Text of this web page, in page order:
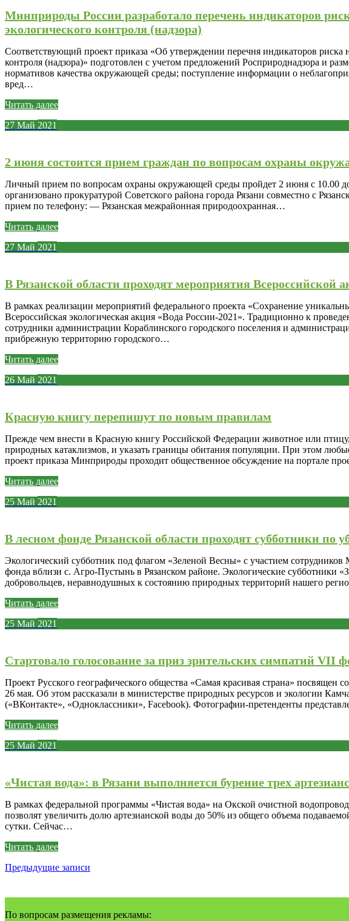
Минприроды России разработало перечень индикаторов
экологического контроля (надзора)
Соответствующий проект приказа «Об утверждении перечня индикаторов риска
контроля (надзора)» подготовлен с учетом предложений Росприроднадзора и
нормативов качества окружающей среды; поступление информации о
вред…
Читать далее
27 Май 2021
2 июня состоится прием граждан по вопросам охраны
Личный прием по вопросам охраны окружающей среды пройдет 2 июня с 10.00
организовано прокуратурой Советского района города Рязани совместно с
прием по телефону: — Рязанская межрайонная природоохранная…
Читать далее
27 Май 2021
В Рязанской области проходят мероприятия Всероссийской
В рамках реализации мероприятий федерального проекта «Сохранение
Всероссийская экологическая акция «Вода России-2021». Традиционно к
сотрудники администрации Кораблинского городского поселения и
прибрежную территорию городского…
Читать далее
26 Май 2021
Красную книгу перепишут по новым правилам
Прежде чем внести в Красную книгу Российской Федерации животное или птицу,
природных катаклизмов, и указать границы обитания популяции. При этом
проект приказа Минприроды проходит общественное обсуждение на портале
Читать далее
25 Май 2021
В лесном фонде Рязанской области проходят субботники по
Экологический субботник под флагом «Зеленой Весны» с участием
фонда вблизи с. Агро-Пустынь в Рязанском районе. Экологические субботники
добровольцев, неравнодушных к состоянию природных территорий нашего
Читать далее
25 Май 2021
Стартовало голосование за приз зрительских симпатий VII
Проект Русского географического общества «Самая красивая страна»
26 мая. Об этом рассказали в министерстве природных ресурсов и экологии
(«ВКонтакте», «Одноклассники», Facebook). Фотографии-претенденты
Читать далее
25 Май 2021
«Чистая вода»: в Рязани выполняется бурение трех
В рамках федеральной программы «Чистая вода» на Окской очистной
позволят увеличить долю артезианской воды до 50% из общего объема
сутки. Сейчас…
Читать далее
Навигация
записям
Предыдущие записи
По вопросам размещения рекламы: